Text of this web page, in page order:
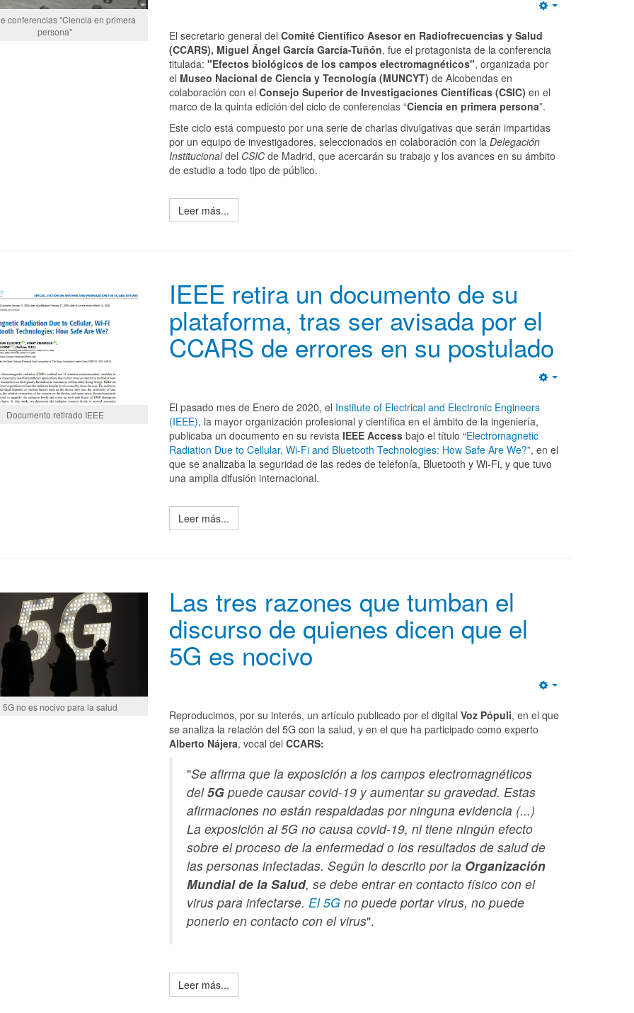
conferencias "Ciencia en primera
persona"
El secretario general del Comité Científico Asesor en Radiofrecuencias y Salud
(CCARS), Miguel Ángel García García-Tuñón, fue el protagonista de la conferencia
titulada: "Efectos biológicos de los campos electromagnéticos", organizada por
el Museo Nacional de Ciencia y Tecnología (MUNCYT) de Alcobendas en
colaboración con el Consejo Superior de Investigaciones Científicas (CSIC) en el
marco de la quinta edición del ciclo de conferencias “Ciencia en primera persona”.
Este ciclo está compuesto por una serie de charlas divulgativas que serán impartidas
por un equipo de investigadores, seleccionados en colaboración con la Delegación
Institucionaldel CSICde Madrid, que acercarán su trabajo y los avances en su ámbito
de estudio a todo tipo de público.
Leer más...
Documento retirado IEEE
IEEE retira un documento de su
plataforma, tras ser avisada por el
CCARS de errores en su postulado
El pasado mes de Enero de 2020, el Institute of Electrical and Electronic Engineers
(IEEE), la mayor organización profesional y científica en el ámbito de la ingeniería,
publicaba un documento en su revista IEEE Accessbajo el título “Electromagnetic
Radiation Due to Cellular, Wi-Fi and Bluetooth Technologies: How Safe Are We?”, en el
que se analizaba la seguridad de las redes de telefonía, Bluetooth y Wi-Fi, y que tuvo
una amplia difusión internacional.
Leer más...
5G no es nocivo para la salud
Las tres razones que tumban el
discurso de quienes dicen que el
5G es nocivo
Reproducimos, por su interés, un artículo publicado por el digital Voz Pópuli, en el que
se analiza la relación del 5G con la salud, y en el que ha participado como experto
Alberto Nájera, vocal del CCARS:
"Se afirma que la exposición a los campos electromagnéticos
del5Gpuede causar covid-19 y aumentar su gravedad. Estas
afirmaciones no están respaldadas por ninguna evidencia (...)
La exposición al 5G no causa covid-19, ni tiene ningún efecto
sobre el proceso de la enfermedad o los resultados de salud de
las personas infectadas. Según lo descrito por la Organización
Mundial de la Salud, se debe entrar en contacto físico con el
virus para infectarse. El 5Gno puede portar virus, no puede
ponerlo en contacto con el virus".
Leer más...